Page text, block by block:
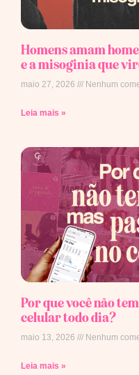
Homens amam
e a misoginia que
maio 27, 2026 Nenhum
Leia mais »
Por que você não
celular todo dia?
maio 13, 2026 Nenhum
Leia mais »